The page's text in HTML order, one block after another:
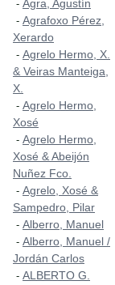
- Agra, Agustín
- Agrafoxo Pérez,
Xerardo
- Agrelo Hermo, X.
& Veiras Manteiga,
X.
- Agrelo Hermo,
Xosé
- Agrelo Hermo,
Xosé & Abeijón
Nuñez Fco.
- Agrelo, Xosé &
Sampedro, Pilar
- Alberro, Manuel
- Alberro, Manuel /
Jordán Carlos
- ALBERTO G.